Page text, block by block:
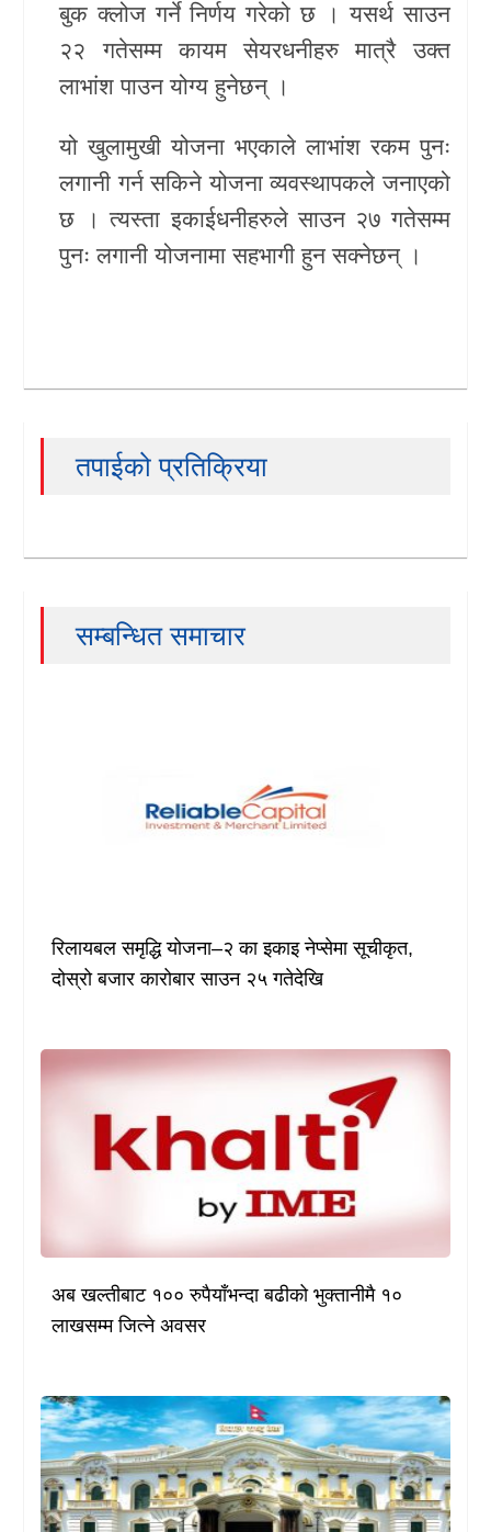
बुक क्लोज गर्ने निर्णय गरेको छ । यसर्थ साउन
२२ गतेसम्म कायम सेयरधनीहरु मात्रै उक्त
लाभांश पाउन योग्य हुनेछन् ।
यो खुलामुखी योजना भएकाले लाभांश रकम पुनः
लगानी गर्न सकिने योजना व्यवस्थापकले जनाएको
छ । त्यस्ता इकाईधनीहरुले साउन २७ गतेसम्म
पुनः लगानी योजनामा सहभागी हुन सक्नेछन् ।
तपाईको प्रतिक्रिया
सम्बन्धित समाचार
रिलायबल समृद्धि योजना–२ का इकाइ नेप्सेमा सूचीकृत,
दोस्रो बजार कारोबार साउन २५ गतेदेखि
अब खल्तीबाट १०० रुपैयाँभन्दा बढीको भुक्तानीमै १०
लाखसम्म जित्ने अवसर